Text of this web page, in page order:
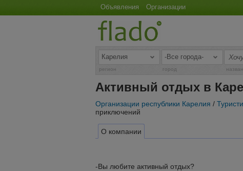
Объявления Организации
регион город
Активный отдых в
Организации республики Карелия /
приключений
О компании
-Вы любите активный отдых?